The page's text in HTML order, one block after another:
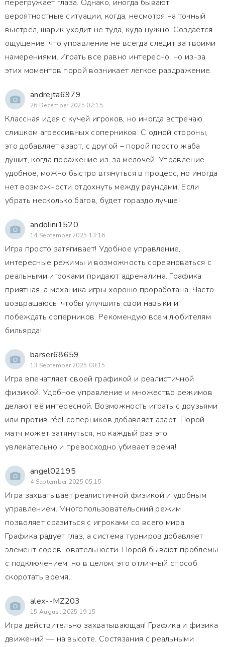
перегружает глаза. Однако, иногда бывают
вероятностные ситуации, когда, несмотря на точный
выстрел, шарик уходит не туда, куда нужно. Создаётся
ощущение, что управление не всегда следит за твоими
намерениями. Играть все равно интересно, но из-за
этих моментов порой возникает лёгкое раздражение.
andrejta6979
26 December 2025 02:15
Классная идея с кучей игроков, но иногда встречаю
слишком агрессивных соперников. С одной стороны,
это добавляет азарт, с другой – порой просто жаба
душит, когда поражение из-за мелочей. Управление
удобное, можно быстро втянуться в процесс, но иногда
нет возможности отдохнуть между раундами. Если
убрать несколько багов, будет гораздо лучше!
andolini1520
14 September 2025 13:16
Игра просто затягивает! Удобное управление,
интересные режимы и возможность соревноваться с
реальными игроками придают адреналина. Графика
приятная, а механика игры хорошо проработана. Часто
возвращаюсь, чтобы улучшить свои навыки и
побеждать соперников. Рекомендую всем любителям
бильярда!
barser68659
13 September 2025 00:15
Игра впечатляет своей графикой и реалистичной
физикой. Удобное управление и множество режимов
делают её интересной. Возможность играть с друзьями
или против réel соперников добавляет азарт. Порой
матч может затянуться, но каждый раз это
увлекательно и превосходно убивает время!
angel02195
4 September 2025 05:15
Игра захватывает реалистичной физикой и удобным
управлением. Многопользовательский режим
позволяет сразиться с игроками со всего мира.
Графика радует глаз, а система турниров добавляет
элемент соревновательности. Порой бывают проблемы
с подключением, но в целом, это отличный способ
скоротать время.
alex--MZ203
15 August 2025 19:15
Игра действительно захватывающая! Графика и физика
движений — на высоте. Состязания с реальными